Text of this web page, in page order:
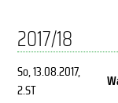
2017/18
So, 13.08.2017,
2.ST